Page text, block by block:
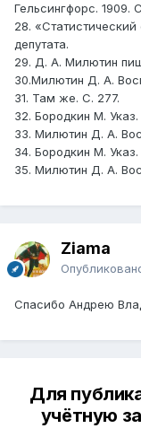
Гельсингфорс. 1909.
28.
депутата.
29. Д. А. Милютин
30.Милютин Д. А.
31. Там же. С. 277.
32. Бородкин М. Указ.
33. Милютин Д. А.
34. Бородкин М. Указ.
35. Милютин Д. А.
Ziama
Спасибо Андрею
Для
учётную